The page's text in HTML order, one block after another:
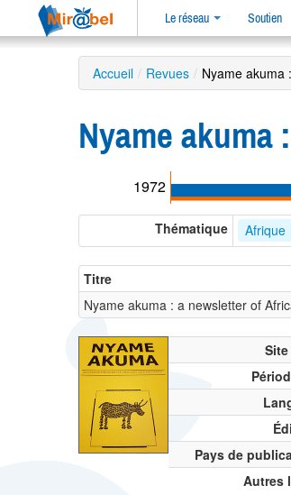
Le réseau Soutien
Accueil / Revues / Nyame akuma
Nyame
1972
Thématique Afrique
Titre
Nyame akuma : a newsletter of
Pays de
Autres